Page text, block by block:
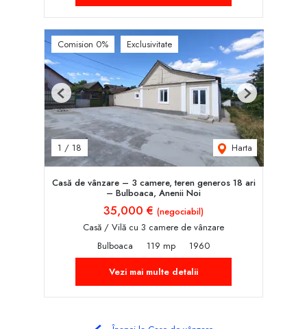
Comision 0% Exclusivitate
1 / 18 Harta
Previous Next
Casă de vânzare – 3 camere, teren generos 18 ari
– Bulboaca, Anenii Noi
35,000 € (negociabil)
Casă / Vilă cu 3 camere de vânzare
Bulboaca
119 mp
1960
Vezi mai multe detalii